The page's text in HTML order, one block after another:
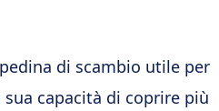
di scambio utile per
capacità di coprire più